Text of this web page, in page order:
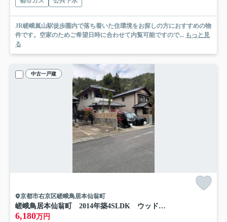
JR嵯峨嵐山駅徒歩圏内で落ち着いた住環境をお探しの方におすすめの物
件です。空家のためご希望日時に合わせて内覧可能ですので... もっと見
る
中古一戸建
京都市右京区嵯峨鳥居本仙翁町
嵯峨鳥居本仙翁町 2014年築4SLDK ウッドデッキ付 駐車2台可能
6,180万円